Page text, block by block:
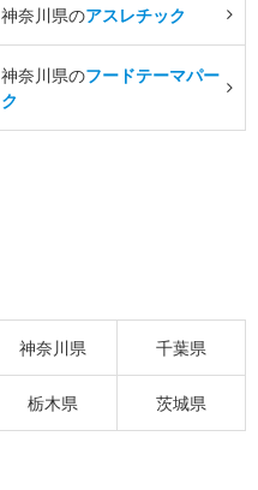
神奈川県のアスレチック
神奈川県のフードテーマパー
ク
神奈川県 千葉県
栃木県 茨城県